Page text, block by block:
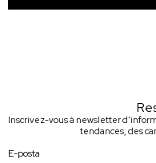
Inscrivez-vous à newsletter
tendances, des